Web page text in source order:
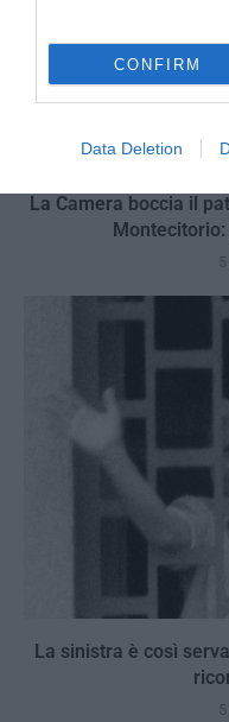
CONFIRM
Data Deletion
La Camera boccia il
La sinistra è così